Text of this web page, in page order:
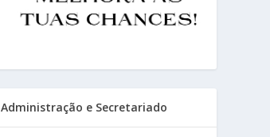
Administração e Secretariado